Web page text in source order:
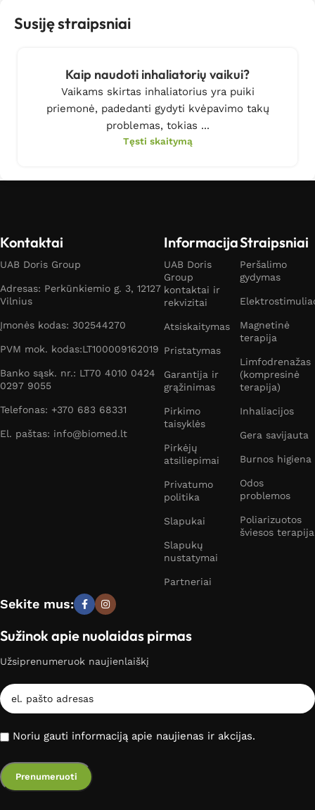
Susiję straipsniai
Kaip naudoti inhaliatorių vaikui?
Vaikams skirtas inhaliatorius yra puiki
priemonė, padedanti gydyti kvėpavimo takų
problemas, tokias ...
Tęsti skaitymą
Kontaktai
UAB Doris Group
Adresas: Perkūnkiemio g. 3, 12127
Vilnius
Įmonės kodas: 302544270
PVM mok. kodas:LT100009162019
Banko sąsk. nr.: LT70 4010 0424
0297 9055
Telefonas: +370 683 68331
El. paštas: info@biomed.lt
Informacija
UAB Doris
Group
kontaktai ir
rekvizitai
Atsiskaitymas
Pristatymas
Garantija ir
grąžinimas
Pirkimo
taisyklės
Pirkėjų
atsiliepimai
Privatumo
politika
Slapukai
Slapukų
nustatymai
Partneriai
Straipsniai
Peršalimo
gydymas
Magnetinė
terapija
Limfodrenažas
(kompresinė
terapija)
Inhaliacijos
Gera savijauta
Burnos higiena
Odos
problemos
Poliarizuotos
šviesos terapija
Sekite mus:
Sužinok apie nuolaidas pirmas
Užsiprenumeruok naujienlaiškį
Noriu gauti informaciją apie naujienas ir akcijas.